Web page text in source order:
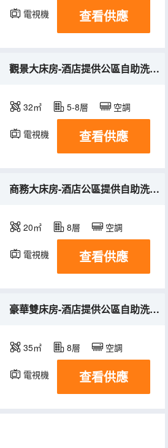
電視機 查看供應
觀景大床房-酒店提供公區自助洗衣機+180°觀景+深度睡眠+舒適床墊+一次性毛巾+浴巾+馬桶墊
32㎡ 5-8層 空調
電視機 查看供應
商務大床房-酒店公區提供自助洗衣機+深度睡眠+舒適床墊+一次性毛巾+浴巾+馬桶墊
20㎡ 8層 空調
電視機 查看供應
豪華雙床房-酒店提供公區自助洗衣機+深度睡眠+舒適床墊+一次性毛巾+浴巾+馬桶墊
35㎡ 8層 空調
電視機 查看供應